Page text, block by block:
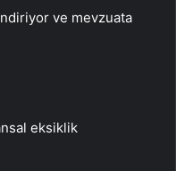
ve mevzuata
eksiklik